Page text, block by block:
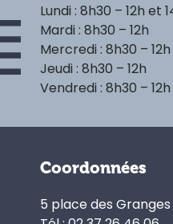
Lundi : 8h30 – 12h et
Mardi : 8h30 – 12h
Mercredi : 8h30 – 12h
Jeudi : 8h30 – 12h
Vendredi : 8h30 –
Coordonnées
5 place des